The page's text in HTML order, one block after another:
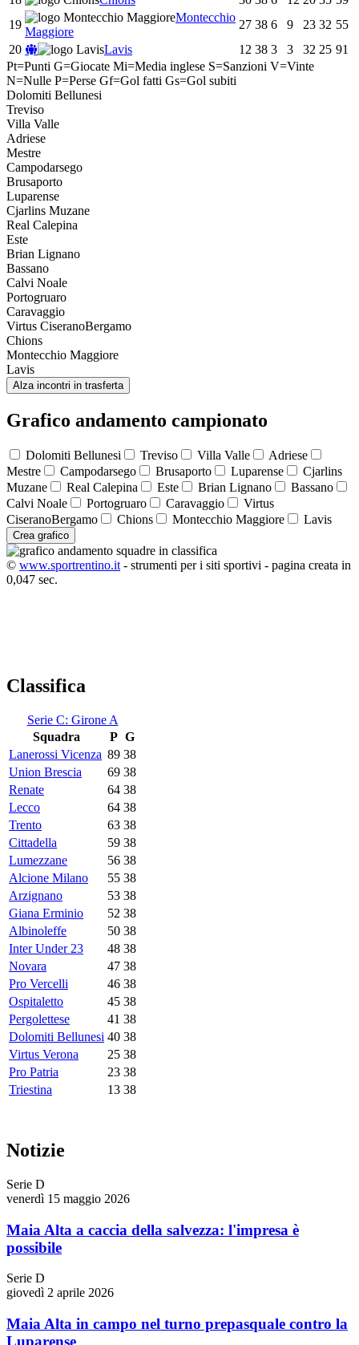
19
Montecchio
Maggiore
27 38 6 9 23 32 55
20
Lavis 12 38 3 3 32 25 91
Pt=Punti G=Giocate Mi=Media inglese S=Sanzioni V=Vinte
N=Nulle P=Perse Gf=Gol fatti Gs=Gol subiti
Dolomiti Bellunesi
Treviso
Villa Valle
Adriese
Mestre
Campodarsego
Brusaporto
Luparense
Cjarlins Muzane
Real Calepina
Este
Brian Lignano
Bassano
Calvi Noale
Portogruaro
Caravaggio
Virtus CiseranoBergamo
Chions
Montecchio Maggiore
Lavis
Alza incontri in trasferta
Grafico andamento campionato
Dolomiti Bellunesi Treviso Villa Valle
Adriese
Mestre
Campodarsego Brusaporto Luparense
Cjarlins
Muzane
Real Calepina Este Brian Lignano
Bassano
Calvi Noale
Portogruaro Caravaggio
Virtus
CiseranoBergamo
Chions Montecchio Maggiore Lavis
Crea grafico
© www.sportrentino.it- strumenti per i siti sportivi - pagina creata in
0,047 sec.
Classifica
Serie C: Girone A
Squadra
P G
Lanerossi Vicenza 89 38
Union Brescia
69 38
Renate
64 38
Lecco
64 38
Trento
63 38
Cittadella
59 38
Lumezzane
56 38
Alcione Milano
55 38
Arzignano
53 38
Giana Erminio
52 38
Albinoleffe
50 38
Inter Under 23
48 38
Novara
47 38
Pro Vercelli
46 38
Ospitaletto
45 38
Pergolettese
41 38
Dolomiti Bellunesi 40 38
Virtus Verona
25 38
Pro Patria
23 38
Triestina
13 38
Notizie
Serie D
venerdì 15 maggio 2026
Maia Alta a caccia della salvezza: l'impresa è
possibile
Serie D
giovedì 2 aprile 2026
Maia Alta in campo nel turno prepasquale contro la
Luparense